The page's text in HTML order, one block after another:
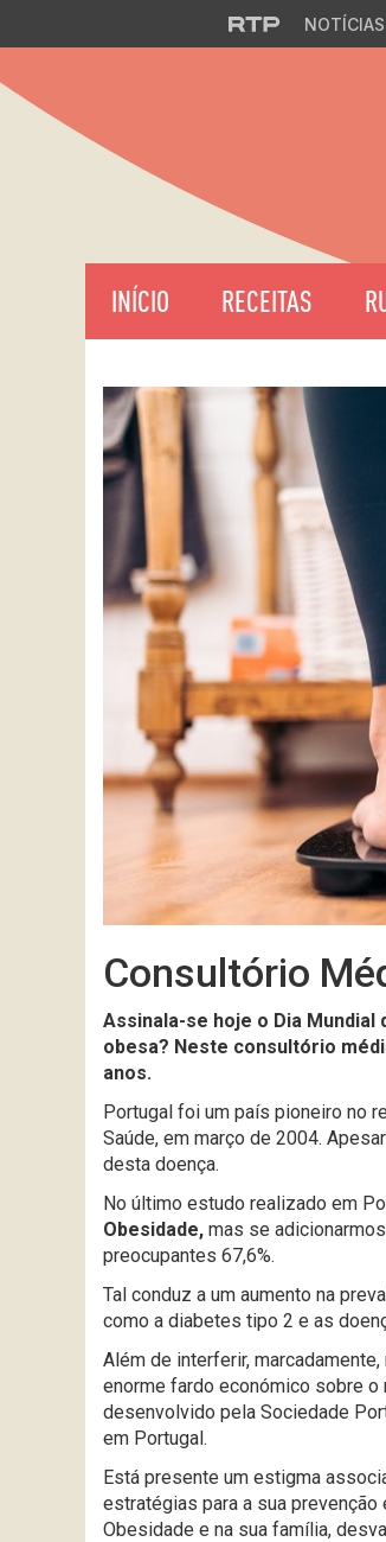
NOTÍCIAS
INÍCIO RECEITAS
Consultório
Assinala-se hoje o Dia Mundial
obesa? Neste consultório
anos.
Portugal foi um país pioneiro no
Saúde, em março de 2004.
desta doença.
No último estudo realizado em
Obesidade, mas se
preocupantes 67,6%.
Tal conduz a um aumento na
como a diabetes tipo 2 e as
Além de interferir,
enorme fardo económico sobre
desenvolvido pela Sociedade
em Portugal.
Está presente um estigma
estratégias para a sua
Obesidade e na sua família,